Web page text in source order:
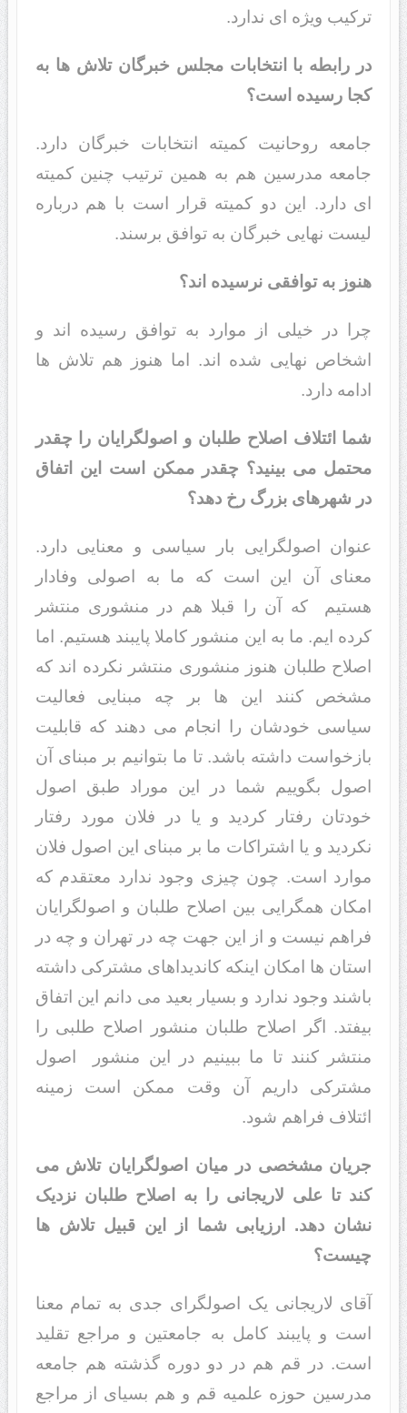
ترکیب ویژه ای ندارد.
در رابطه با انتخابات مجلس خبرگان تلاش ها به
کجا رسیده است؟
جامعه روحانیت کمیته انتخابات خبرگان دارد.
جامعه مدرسین هم به همین ترتیب چنین کمیته
ای دارد. این دو کمیته قرار است با هم درباره
لیست نهایی خبرگان به توافق برسند.
هنوز به توافقی نرسیده اند؟
چرا در خیلی از موارد به توافق رسیده اند و
اشخاص نهایی شده اند. اما هنوز هم تلاش ها
ادامه دارد.
شما ائتلاف اصلاح طلبان و اصولگرایان را چقدر
محتمل می بینید؟ چقدر ممکن است این اتفاق
در شهرهای بزرگ رخ دهد؟
عنوان اصولگرایی بار سیاسی و معنایی دارد.
معنای آن این است که ما به اصولی وفادار
هستیم که آن را قبلا هم در منشوری منتشر
کرده ایم. ما به این منشور کاملا پایبند هستیم. اما
اصلاح طلبان هنوز منشوری منتشر نکرده اند که
مشخص کنند این ها بر چه مبنایی فعالیت
سیاسی خودشان را انجام می دهند که قابلیت
بازخواست داشته باشد. تا ما بتوانیم بر مبنای آن
اصول بگوییم شما در این موراد طبق اصول
خودتان رفتار کردید و یا در فلان مورد رفتار
نکردید و یا اشتراکات ما بر مبنای این اصول فلان
موارد است. چون چیزی وجود ندارد معتقدم که
امکان همگرایی بین اصلاح طلبان و اصولگرایان
فراهم نیست و از این جهت چه در تهران و چه در
استان ها امکان اینکه کاندیداهای مشترکی داشته
باشند وجود ندارد و بسیار بعید می دانم این اتفاق
بیفتد. اگر اصلاح طلبان منشور اصلاح طلبی را
منتشر کنند تا ما ببینیم در این منشور اصول
مشترکی داریم آن وقت ممکن است زمینه
ائتلاف فراهم شود.
جریان مشخصی در میان اصولگرایان تلاش می
کند تا علی لاریجانی را به اصلاح طلبان نزدیک
نشان دهد. ارزیابی شما از این قبیل تلاش ها
چیست؟
آقای لاریجانی یک اصولگرای جدی به تمام معنا
است و پایبند کامل به جامعتین و مراجع تقلید
است. در قم هم در دو دوره گذشته هم جامعه
مدرسین حوزه علمیه قم و هم بسیای از مراجع